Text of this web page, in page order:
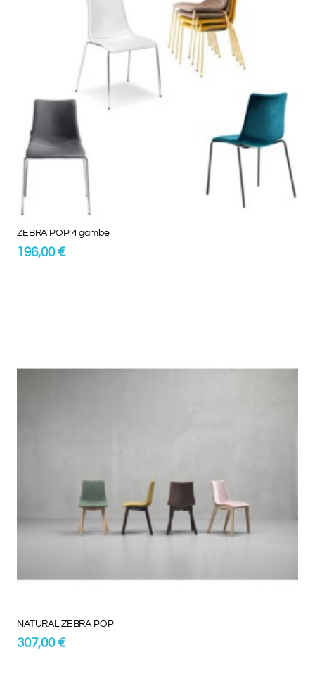
Generalmente disponibile in 3/4 settimane.
Gli articoli sono confezionati in base agli step imposti durante la
selezione del numero da acquistare. Per l’acquisto di un
numero superiore si consiglia di richiedere un PREVENTIVO
cliccando sul pulsante posto in basso in modo da verificare le
ZEBRA POP 4 gambe
196,00 €
NATURAL ZEBRA POP
307,00 €